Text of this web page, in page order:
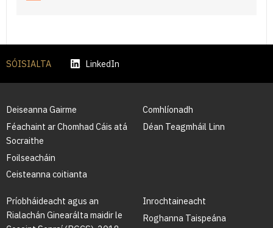
SÓISIALTA LinkedIn
Deiseanna Gairme
Féachaint ar Chomhad Cáis atá
Socraithe
Foilseacháin
Ceisteanna coitianta
Comhlíonadh
Déan Teagmháil Linn
Príobháideacht agus an
Rialachán Ginearálta maidir le
Inrochtaineacht
Roghanna Taispeána